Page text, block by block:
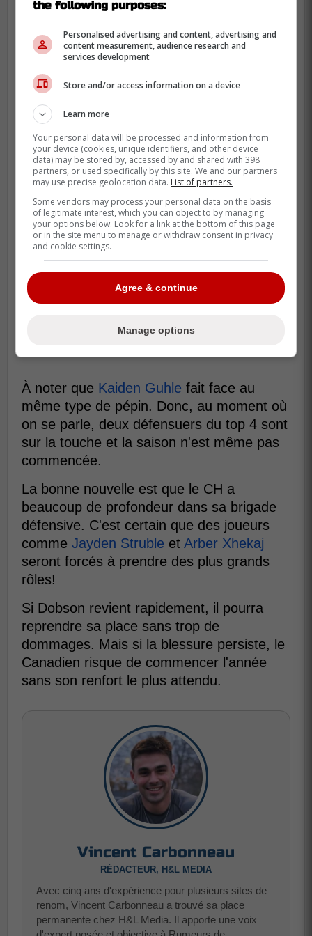
« Ce n'est pas le genre de blessure
que tu veux voir au début du camp,
car ça peut casser le rythme et
affecter la confiance. »
À noter que Kaiden Guhle fait face au
même type de pépin. Donc, au moment où
on se parle, deux défensuers du top 4 sont
sur la touche et la saison n'est même pas
commencée.
La bonne nouvelle est que le CH a
beaucoup de profondeur dans sa brigade
défensive. C'est certain que des joueurs
comme Jayden Struble et Arber Xhekaj
seront forcés à prendre des plus grands
rôles!
Si Dobson revient rapidement, il pourra
reprendre sa place sans trop de
dommages. Mais si la blessure persiste, le
Canadien risque de commencer l'année
sans son renfort le plus attendu.
Vincent Carbonneau
RÉDACTEUR, H&L MEDIA
Avec cinq ans d'expérience pour plusieurs sites de
renom, Vincent Carbonneau a trouvé sa place
permanente chez H&L Media. Il apporte une voix
the following purposes:
Personalised advertising and content, advertising and
content measurement, audience research and
services development
Store and/or access information on a device
Learn more
Your personal data will be processed and information from
your device (cookies, unique identifiers, and other device
data) may be stored by, accessed by and shared with 398
partners, or used specifically by this site. We and our partners
may use precise geolocation data. List of partners.
Some vendors may process your personal data on the basis
of legitimate interest, which you can object to by managing
your options below. Look for a link at the bottom of this page
or in the site menu to manage or withdraw consent in privacy
and cookie settings.
Agree & continue
Manage options